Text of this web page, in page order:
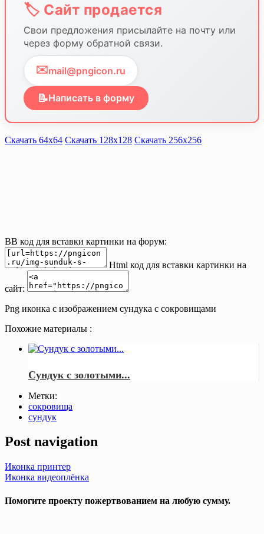
🏷️ Сайт продается
Свои предложения присылайте на почту или
через форму обратной связи.
✉️mail@pngicon.ru
📝Написать в форму
Скачать 64х64 Скачать 128х128 Скачать 256х256
BB код для вставки картинки на форум:
Html код для вставки картинки на
сайт:
Png иконка с изображением сундука с сокровищами
Похожие материалы :
Сундук с золотыми...
Метки:
сокровища
сундук
Post navigation
Иконка принтер
Иконка видеоплёнка
Помогите проекту пожертвованием на любую сумму.